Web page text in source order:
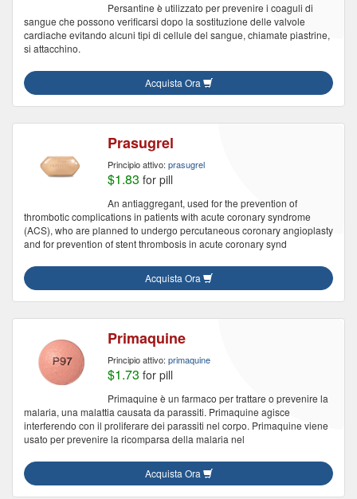
Persantine è utilizzato per prevenire i coaguli di
sangue che possono verificarsi dopo la sostituzione delle valvole
cardiache evitando alcuni tipi di cellule del sangue, chiamate piastrine,
si attacchino.
Acquista Ora
Prasugrel
Principio attivo: prasugrel
$1.83 for pill
An antiaggregant, used for the prevention of
thrombotic complications in patients with acute coronary syndrome
(ACS), who are planned to undergo percutaneous coronary angioplasty
and for prevention of stent thrombosis in acute coronary synd
Acquista Ora
Primaquine
Principio attivo: primaquine
$1.73 for pill
Primaquine è un farmaco per trattare o prevenire la
malaria, una malattia causata da parassiti. Primaquine agisce
interferendo con il proliferare dei parassiti nel corpo. Primaquine viene
usato per prevenire la ricomparsa della malaria nel
Acquista Ora